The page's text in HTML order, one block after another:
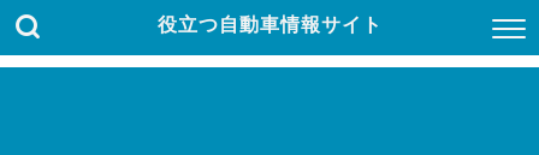
役立つ自動車情報サイト